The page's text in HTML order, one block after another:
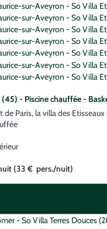
(45) - Piscine chauffée -
Paris, la villa des
(33 € pers./nuit)